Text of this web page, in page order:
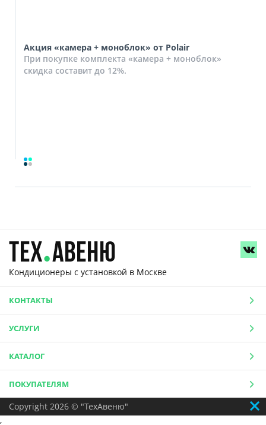
Акция «камера + моноблок» от Polair
При покупке комплекта «камера + моноблок»
скидка составит до 12%.
Кондиционеры с установкой в Москве
КОНТАКТЫ
УСЛУГИ
КАТАЛОГ
ПОКУПАТЕЛЯМ
Copyright 2026 © "ТехАвеню"
,